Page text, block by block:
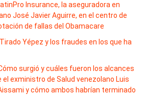
Insurance, la aseguradora en
José Javier Aguirre, en el centro de
de fallas del Obamacare
Yépez y los fraudes en los que ha
surgió y cuáles fueron los alcances
el exministro de Salud venezolano Luis
y cómo ambos habrían terminado